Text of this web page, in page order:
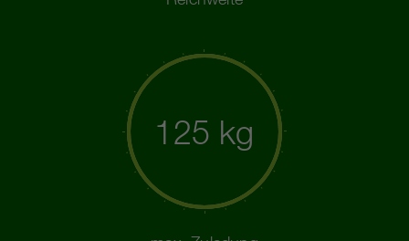
125 kg